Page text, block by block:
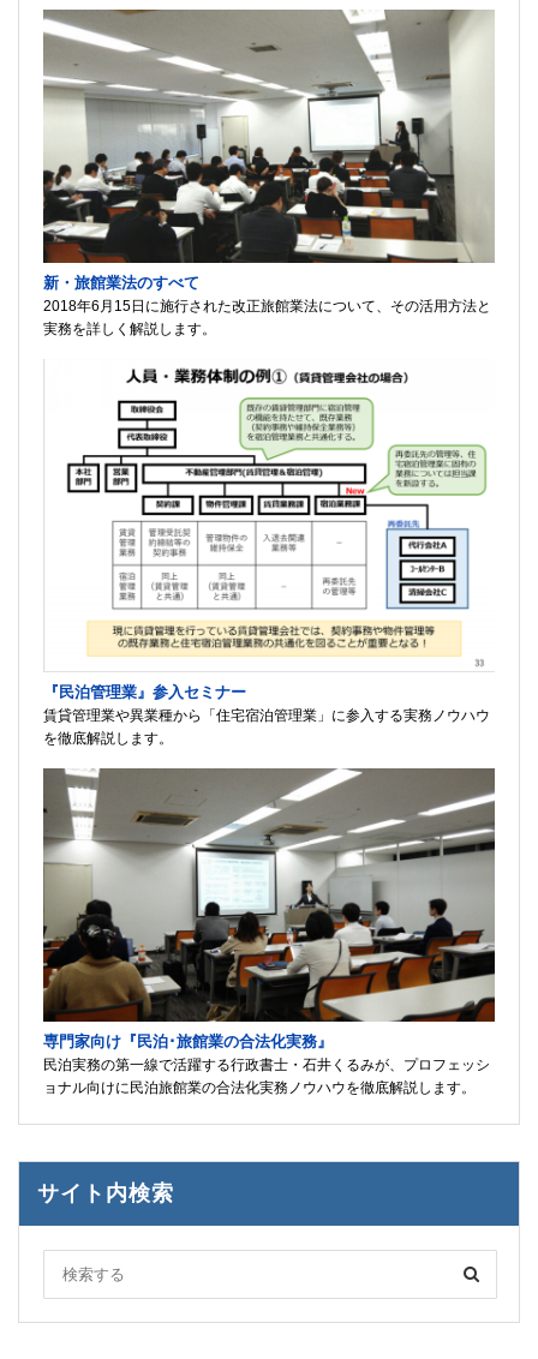
新・旅館業法のすべて
2018年6月15日に施行された改正旅館業法について、その活用方法と
実務を詳しく解説します。
『民泊管理業』参入セミナー
賃貸管理業や異業種から「住宅宿泊管理業」に参入する実務ノウハウ
を徹底解説します。
専門家向け『民泊･旅館業の合法化実務』
民泊実務の第一線で活躍する行政書士・石井くるみが、プロフェッシ
ョナル向けに民泊旅館業の合法化実務ノウハウを徹底解説します。
サイト内検索